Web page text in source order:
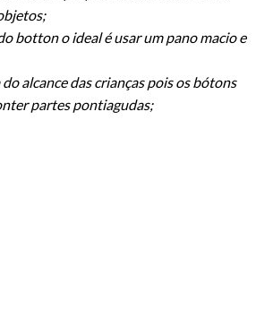
botton o ideal é usar um pano macio e
alcance das crianças pois os bótons
partes pontiagudas;